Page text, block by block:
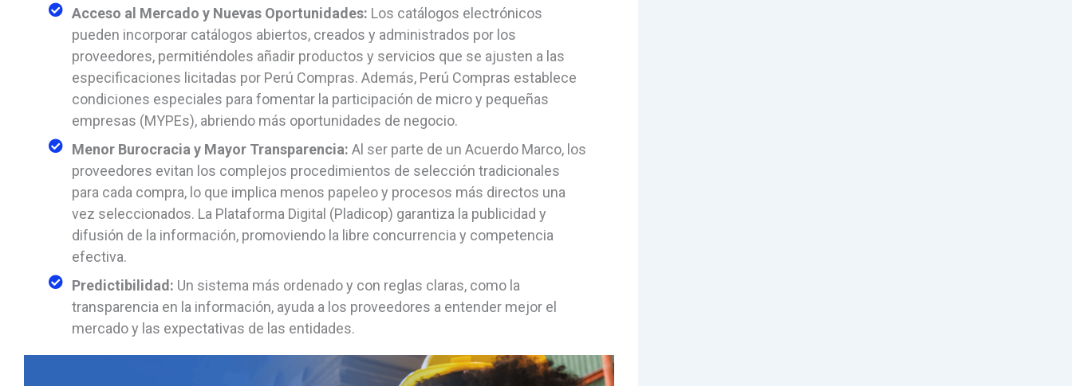
Acceso al Mercado y Nuevas Oportunidades: Los catálogos electrónicos
pueden incorporar catálogos abiertos, creados y administrados por los
proveedores, permitiéndoles añadir productos y servicios que se ajusten a las
especificaciones licitadas por Perú Compras. Además, Perú Compras establece
condiciones especiales para fomentar la participación de micro y pequeñas
empresas (MYPEs), abriendo más oportunidades de negocio.
Menor Burocracia y Mayor Transparencia: Al ser parte de un Acuerdo Marco, los
proveedores evitan los complejos procedimientos de selección tradicionales
para cada compra, lo que implica menos papeleo y procesos más directos una
vez seleccionados. La Plataforma Digital (Pladicop) garantiza la publicidad y
difusión de la información, promoviendo la libre concurrencia y competencia
efectiva.
Predictibilidad: Un sistema más ordenado y con reglas claras, como la
transparencia en la información, ayuda a los proveedores a entender mejor el
mercado y las expectativas de las entidades.